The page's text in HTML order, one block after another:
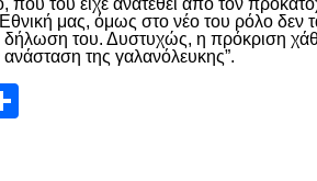
του είχε ανατεθεί από τον
μας, όμως στο νέο του ρόλο δεν
του. Δυστυχώς, η πρόκριση
της γαλανόλευκης”.